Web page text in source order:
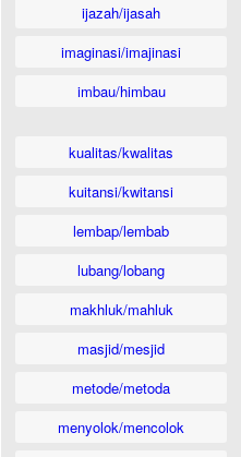
ijazah/ijasah
imaginasi/imajinasi
imbau/himbau
kualitas/kwalitas
kuitansi/kwitansi
lembap/lembab
lubang/lobang
makhluk/mahluk
masjid/mesjid
metode/metoda
menyolok/mencolok